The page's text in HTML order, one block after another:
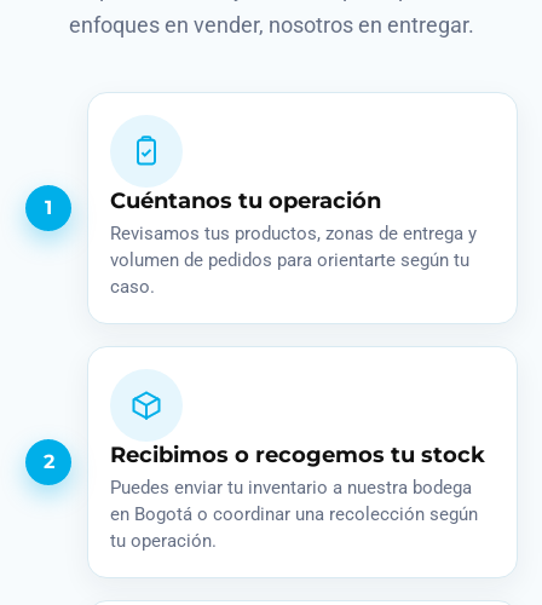
enfoques en vender, nosotros en entregar.
1 Cuéntanos tu operación
Revisamos tus productos, zonas de entrega y
volumen de pedidos para orientarte según tu
caso.
2 Recibimos o recogemos tu stock
Puedes enviar tu inventario a nuestra bodega
en Bogotá o coordinar una recolección según
tu operación.